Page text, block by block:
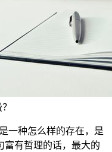
一种怎么样的存在，是
富有哲理的话，最大的